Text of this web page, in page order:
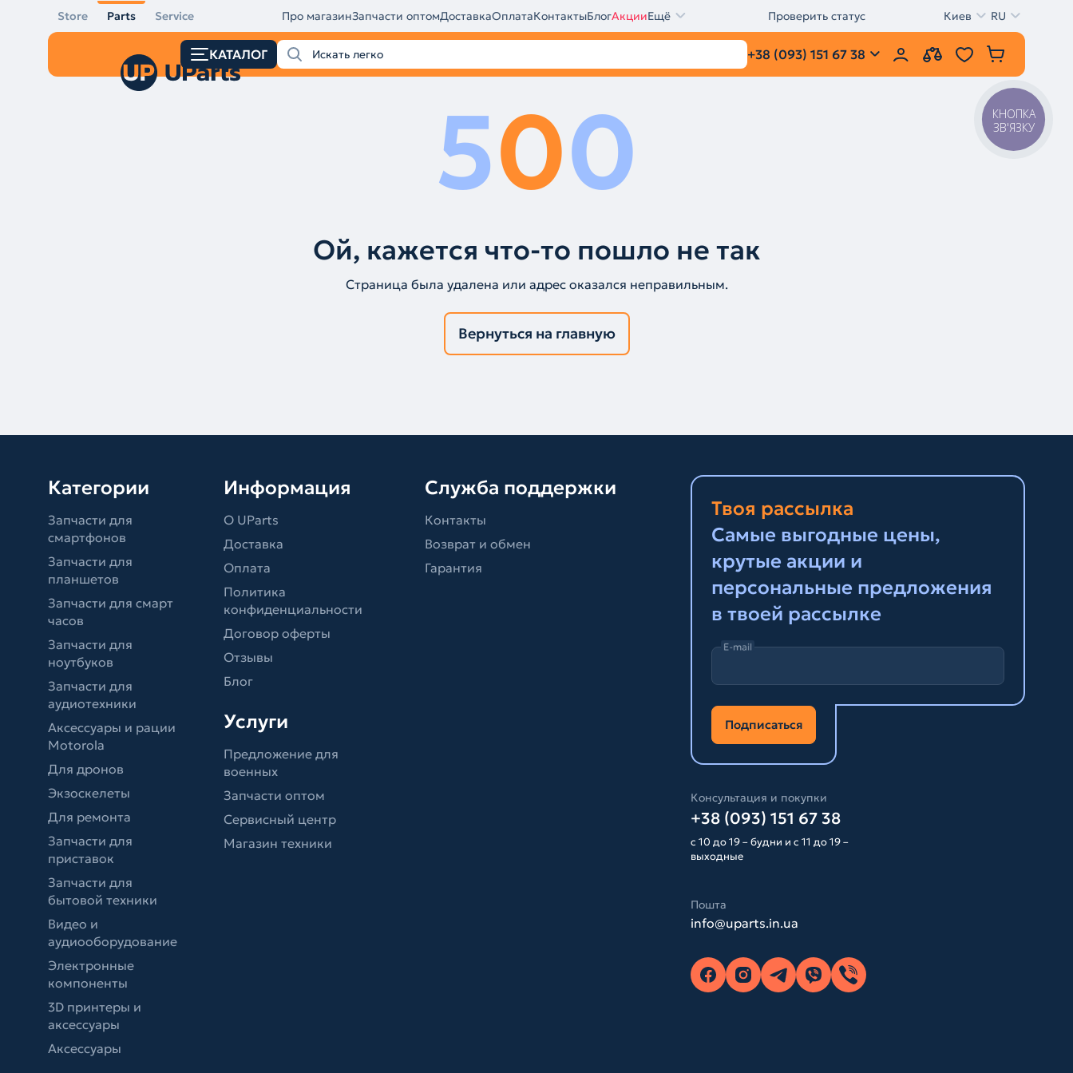
Store Parts Service Про магазинЗапчасти оптомДоставкаОплатаКонтактыБлогАкцииЕщё Проверить статус Киев RU
КАТАЛОГ +38 (093) 151 67 38
500
Ой, кажется что-то пошло не так
Страница была удалена или адрес оказался неправильным.
Вернуться на главную
Категории
Запчасти для
смартфонов
Запчасти для
планшетов
Запчасти для смарт
часов
Запчасти для
ноутбуков
Запчасти для
аудиотехники
Аксессуары и рации
Motorola
Для дронов
Экзоскелеты
Для ремонта
Запчасти для
приставок
Запчасти для
бытовой техники
Видео и
аудиооборудование
Электронные
компоненты
3D принтеры и
аксессуары
Аксессуары
Информация
О UParts
Доставка
Оплата
Политика
конфиденциальности
Договор оферты
Отзывы
Блог
Услуги
Предложение для
военных
Запчасти оптом
Сервисный центр
Магазин техники
Служба поддержки
Контакты
Возврат и обмен
Гарантия
Твоя рассылка
Самые выгодные цены,
крутые акции и
персональные предложения
в твоей рассылке
E-mail
Подписаться
Консультация и покупки
+38 (093) 151 67 38
с 10 до 19 – будни и с 11 до 19 –
выходные
Пошта
info@uparts.in.ua
КНОПКА
ЗВ'ЯЗКУ